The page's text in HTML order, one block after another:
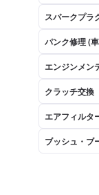
スパークプラ
パンク修理 (
エンジンメン
クラッチ交換
エアフィルタ
ブッシュ・ブ